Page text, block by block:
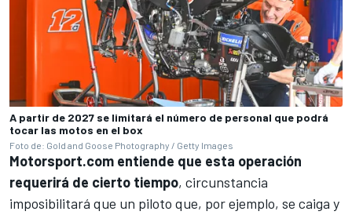
A partir de 2027 se limitará el número de personal que podrá
tocar las motos en el box
Foto de: Gold and Goose Photography / Getty Images
Motorsport.com entiende que esta operación
requerirá de cierto tiempo, circunstancia
imposibilitará que un piloto que, por ejemplo, se caiga y